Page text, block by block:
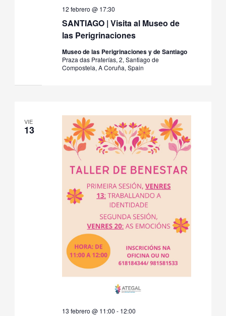
SANTIAGO | Visita al Museo de
las Perigrinaciones
12 febrero @ 17:30
Museo de las Perigrinaciones y de Santiago
Praza das Praterías, 2, Santiago de
Compostela, A Coruña, Spain
VIE
13
13 febrero @ 11:00 - 12:00